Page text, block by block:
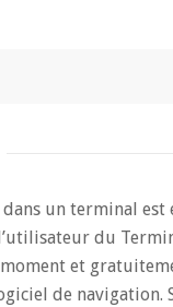
dans un terminal
du
et
de navigation.